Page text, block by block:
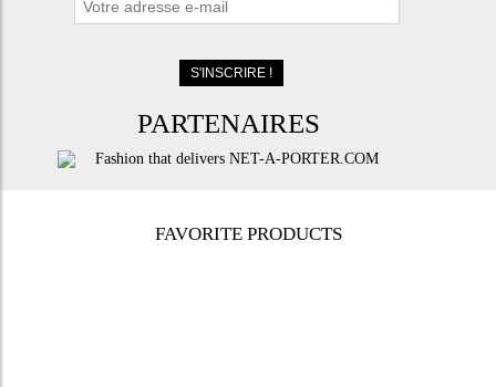
PARTENAIRES
FAVORITE PRODUCTS